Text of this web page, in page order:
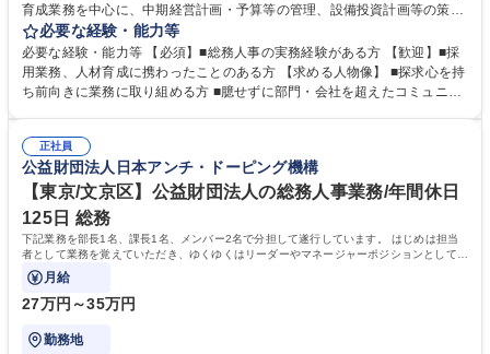
育成業務を中心に、中期経営計画・予算等の管理、設備投資計画等の策
定、さらに社内の重要会議の運営等、経営の根幹となる幅広い総務人事業
務全般を担当していただきます。 【主な業務内容】 ■採用関係業務および
人材育成(社員研修)業務の推進 ■中期経営計画および予算等の管理 ■設備
投資計画等の策定 ■社内の重要会議の運営 ■その他総務人事業務全般 【入
務人事】経験者歓迎！/阪急阪神HDグループ/年休124日
必要な経験・能力等
必要な経験・能力等 【必須】■総務人事の実務経験がある方 【歓迎】■採
用業務、人材育成に携わったことのある方 【求める人物像】 ■探求心を持
ち前向きに業務に取り組める方 ■臆せずに部門・会社を超えたコミュニケ
囲のメンバーと協調しつつ主体性を持って能動的に業務を推進できる方 学
歴・資格 学歴：大学院 大学 高専 短大 専修学校 高校 語学力： 資格：
正社員
公益財団法人日本アンチ・ドーピング機構
【東京/文京区】公益財団法人の総務人事業務/年間休日
125日 総務
下記業務を部長1名、課長1名、メンバー2名で分担して遂行しています。 はじめは担当
者として業務を覚えていただき、ゆくゆくはリーダーやマネージャーポジションとして活
躍いただくことを期待しています。
月給
27万円～35万円
勤務地